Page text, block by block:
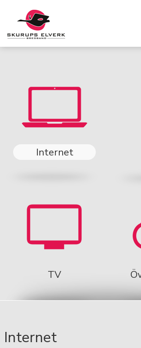
Internet
TV
Internet